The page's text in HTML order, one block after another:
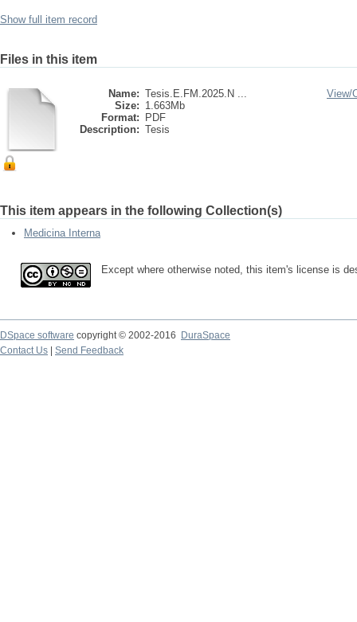
Show full item record
Files in this item
Name: Tesis.E.FM.2025.N ...
Size: 1.663Mb
Format:
PDF
Description: Tesis
View/
This item appears in the following Collection(s)
Medicina Interna
Except where otherwise noted, this item's license is
DSpace software copyright © 2002-2016
DuraSpace
Contact Us
Send Feedback